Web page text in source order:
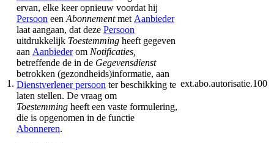
1.
ervan, elke keer opnieuw voordat hij
Persoon een Abonnementmet Aanbieder
laat aangaan, dat deze Persoon
uitdrukkelijk Toestemming heeft gegeven
aan Aanbieder om Notificaties,
betreffende de in de Gegevensdienst
betrokken (gezondheids)informatie, aan
Dienstverlener persoon ter beschikking te
laten stellen. De vraag om
Toestemming heeft een vaste formulering,
die is opgenomen in de functie
Abonneren.
ext.abo.autorisatie.100